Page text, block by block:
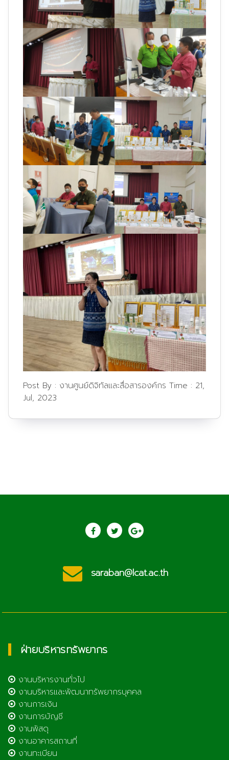
Post By : งานศูนย์ดิจิทัลและสื่อสารองค์กร Time : 21,
Jul, 2023
saraban@lcat.ac.th
ฝ่ายบริหารทรัพยากร
งานบริหารงานทั่วไป
งานบริหารและพัฒนาทรัพยากรบุคคล
งานการเงิน
งานการบัญชี
งานพัสดุ
งานอาคารสถานที่
งานทะเบียน